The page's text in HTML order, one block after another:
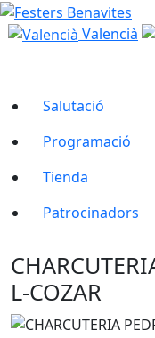
Valencià
Salutació
Programació
Tienda
Patrocinadors
L-COZAR